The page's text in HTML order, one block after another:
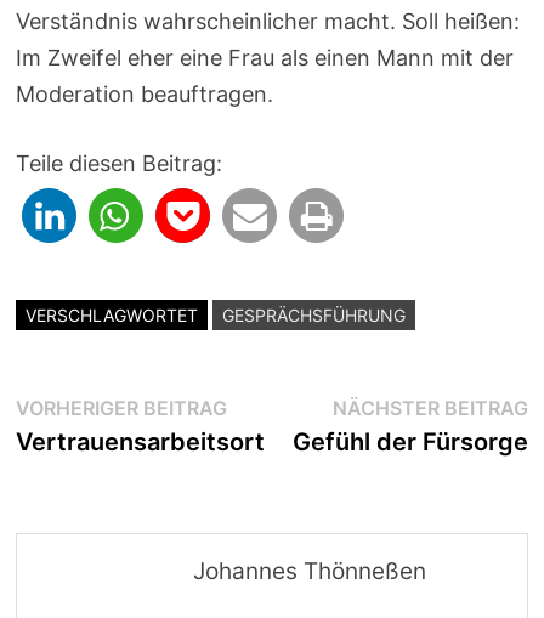
Verständnis wahrscheinlicher macht. Soll heißen:
Im Zweifel eher eine Frau als einen Mann mit der
Moderation beauftragen.
Teile diesen Beitrag:
VERSCHLAGWORTET GESPRÄCHSFÜHRUNG
Beitragsnavigation
VORHERIGER BEITRAG Vorheriger
Beitrag:
Vertrauensarbeitsort
NÄCHSTER BEITRAG
Gefühl der Fürsorge
Johannes Thönneßen